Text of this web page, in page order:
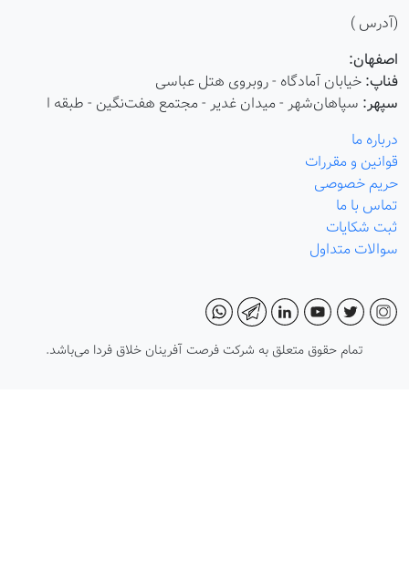
(آدرس )
اصفهان:
فناپ:خیابان آمادگاه - روبروی هتل عباسی
سپهر:سپاهان‌شهر - میدان غدیر - مجتمع هفت‌نگین - طبقه ا
درباره ما
قوانین و مقررات
حریم خصوصی
تماس با ما
ثبت شکایات
سوالات متداول
تمام حقوق متعلق به شرکت فرصت آفرینان خلاق فردا می‌باشد.